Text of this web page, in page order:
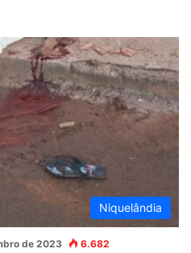
Niquelândia
de 2023 6.682